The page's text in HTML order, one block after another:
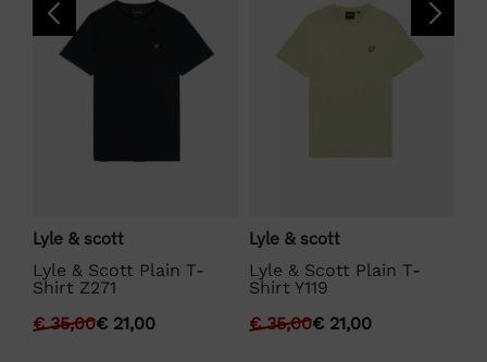
Lyle & scott
Lyle & Scott Plain T-
Shirt Z271
€35,00€ 21,00
Lyle & scott
Lyle & Scott Plain T-
Shirt Y119
€35,00€ 21,00